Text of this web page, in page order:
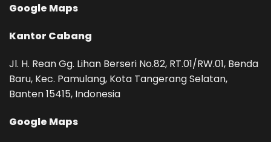
Google Maps
Kantor Cabang
Jl. H. Rean Gg. Lihan Berseri No.82, RT.01/RW.01, Benda
Baru, Kec. Pamulang, Kota Tangerang Selatan,
Banten 15415, Indonesia
Google Maps